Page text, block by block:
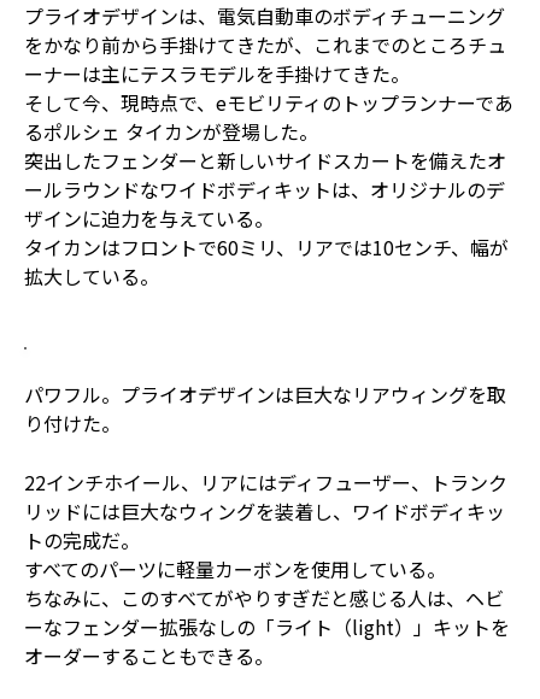
プライオデザインは、電気自動車のボディチューニング
をかなり前から手掛けてきたが、これまでのところチュ
ーナーは主にテスラモデルを手掛けてきた。
そして今、現時点で、eモビリティのトップランナーであ
るポルシェ タイカンが登場した。
突出したフェンダーと新しいサイドスカートを備えたオ
ールラウンドなワイドボディキットは、オリジナルのデ
ザインに迫力を与えている。
タイカンはフロントで60ミリ、リアでは10センチ、幅が
拡大している。
パワフル。プライオデザインは巨大なリアウィングを取
り付けた。
22インチホイール、リアにはディフューザー、トランク
リッドには巨大なウィングを装着し、ワイドボディキッ
トの完成だ。
すべてのパーツに軽量カーボンを使用している。
ちなみに、このすべてがやりすぎだと感じる人は、ヘビ
ーなフェンダー拡張なしの「ライト（light）」キットを
オーダーすることもできる。